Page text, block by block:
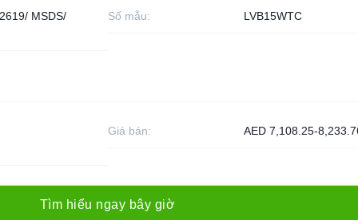
MSDS/
Số mẫu: LVB15WTC
Giá bán: AED 7,108.25-
Tìm hiểu ngay bây giờ